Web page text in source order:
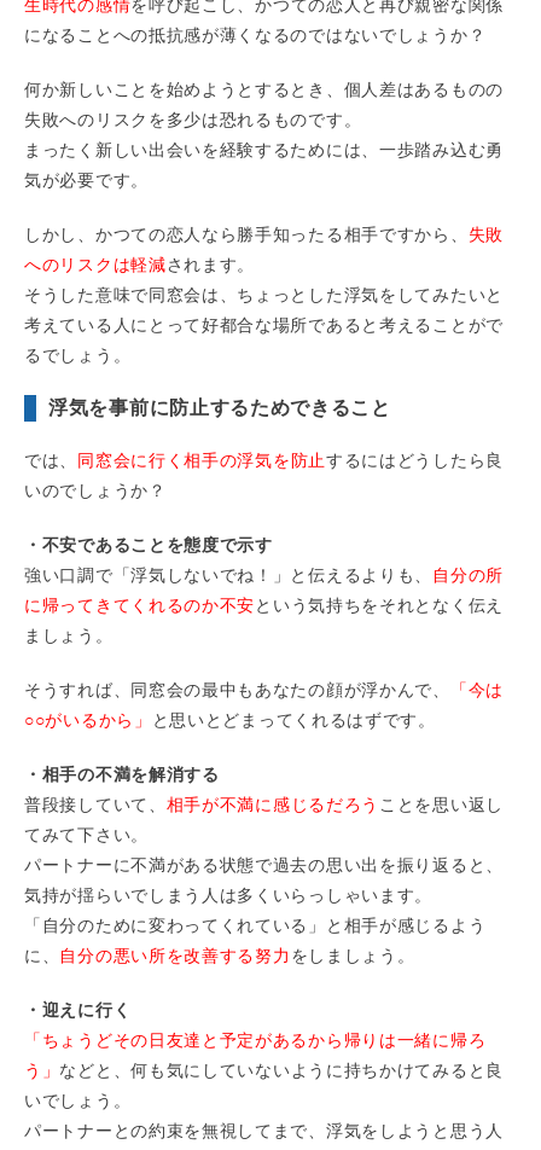
生時代の感情を呼び起こし、かつての恋人と再び親密な関係
になることへの抵抗感が薄くなるのではないでしょうか？
何か新しいことを始めようとするとき、個人差はあるものの
失敗へのリスクを多少は恐れるものです。
まったく新しい出会いを経験するためには、一歩踏み込む勇
気が必要です。
しかし、かつての恋人なら勝手知ったる相手ですから、 失敗
へのリスクは軽減されます。
そうした意味で同窓会は、ちょっとした浮気をしてみたいと
考えている人にとって好都合な場所であると考えることがで
るでしょう。
浮気を事前に防止するためできること
では、 同窓会に行く相手の浮気を防止するにはどうしたら良
いのでしょうか？
・不安であることを態度で示す
強い口調で「浮気しないでね！」と伝えるよりも、
自分の所
に帰ってきてくれるのか不安という気持ちをそれとなく伝え
ましょう。
そうすれば、同窓会の最中もあなたの顔が浮かんで、
「今は
○○がいるから」
と思いとどまってくれるはずです。
・相手の不満を解消する
普段接していて、 相手が不満に感じるだろう ことを思い返し
てみて下さい。
パートナーに不満がある状態で過去の思い出を振り返ると、
気持が揺らいでしまう人は多くいらっしゃいます。
「自分のために変わってくれている」と相手が感じるよう
に、 自分の悪い所を改善する努力 をしましょう。
・迎えに行く
「ちょうどその日友達と予定があるから帰りは一緒に帰ろ
う」 などと、何も気にしていないように持ちかけてみると良
いでしょう。
パートナーとの約束を無視してまで、浮気をしようと思う人